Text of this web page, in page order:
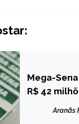
BRASIL
NOTÍCIAS
Mega-
R$ 42
Aranãs